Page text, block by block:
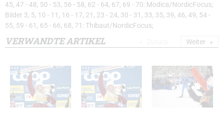
45, 47 - 48, 50 - 53, 56 - 58, 62 - 64, 67, 69 - 70: Modica/NordicFocus;
Bilder 3, 5, 10 - 11, 16 - 17, 21, 23 - 24, 30 - 31, 33, 35, 39, 46, 49, 54 -
55, 59 - 61, 65 - 66, 68, 71: Thibaut/NordicFocus;
VERWANDTE ARTIKEL Weiter